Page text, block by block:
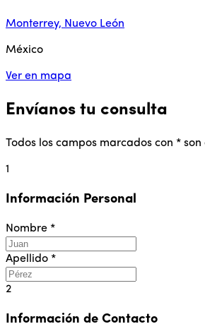
Monterrey, Nuevo León
México
Ver en mapa
Envíanos tu consulta
Todos los campos marcados con *
1
Información Personal
Nombre *
Apellido *
2
Información de Contacto